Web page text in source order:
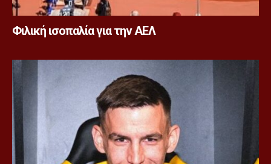
Φιλική ισοπαλία για την ΑΕΛ